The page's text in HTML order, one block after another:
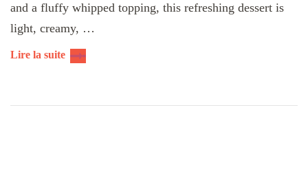
and a fluffy whipped topping, this refreshing dessert is
light, creamy, …
Lire la suite